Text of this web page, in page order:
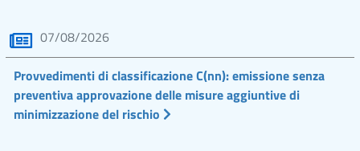
07/08/2026
Provvedimenti di classificazione C(nn): emissione senza
preventiva approvazione delle misure aggiuntive di
minimizzazione del rischio